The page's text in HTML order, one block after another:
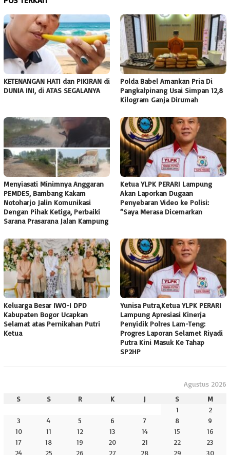
KETENANGAN HATI dan PIKIRAN di
DUNIA INI, di ATAS SEGALANYA
Polda Babel Amankan Pria Di
Pangkalpinang Usai Simpan 12,8
Kilogram Ganja Dirumah
Menyiasati Minimnya Anggaran
PEMDES, Bambang Kakam
Notoharjo Jalin Komunikasi
Dengan Pihak Ketiga, Perbaiki
Sarana Prasarana Jalan Kampung
Ketua YLPK PERARI Lampung
Akan Laporkan Dugaan
Penyebaran Video ke Polisi:
“Saya Merasa Dicemarkan
Keluarga Besar IWO-I DPD
Kabupaten Bogor Ucapkan
Selamat atas Pernikahan Putri
Ketua
Yunisa Putra,Ketua YLPK PERARI
Lampung Apresiasi Kinerja
Penyidik Polres Lam-Teng:
Progres Laporan Selamet Riyadi
Putra Kini Masuk Ke Tahap
SP2HP
Agustus 2026
S
S R K J S
M
1
2
3
4 5 6 7 8
9
10
11 12 13 14 15
16
17
18 19 20 21 22
23
24
25 26 27 28 29 30